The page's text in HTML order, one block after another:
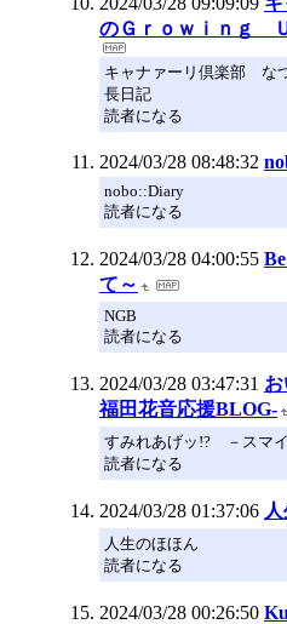
のＧｒｏｗｉｎｇ
キャナァーリ倶楽部
長日記
読者になる
2024/03/28 08:48:32
nobo::Diary
読者になる
2024/03/28 04:00:55
て～
NGB
読者になる
2024/03/28 03:47:31
福田花音応援BLOG-
すみれあげッ!? －スマ
読者になる
2024/03/28 01:37:06
人生のほほん
読者になる
2024/03/28 00:26:50